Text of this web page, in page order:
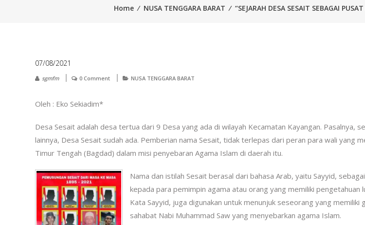
Home ⁄ NUSA TENGGARA BARAT ⁄ “SEJARAH DESA SESAIT SEBAGAI
07/08/2021
sgmfm 0 Comment NUSA TENGGARA BARAT
Oleh : Eko Sekiadim*
Desa Sesait adalah desa tertua dari 9 Desa yang ada di wilayah Kecamatan Kayangan. Pasalnya,
lainnya, Desa Sesait sudah ada. Pemberian nama Sesait, tidak terlepas dari peran para wali yang
Timur Tengah (Bagdad) dalam misi penyebaran Agama Islam di daerah itu.
Nama dan istilah Sesait berasal dari bahasa Arab, yaitu Sayyid,
kepada para pemimpin agama atau orang yang memiliki pengetahuan
Kata Sayyid, juga digunakan untuk menunjuk seseorang yang memiliki
sahabat Nabi Muhammad Saw yang menyebarkan agama Islam.